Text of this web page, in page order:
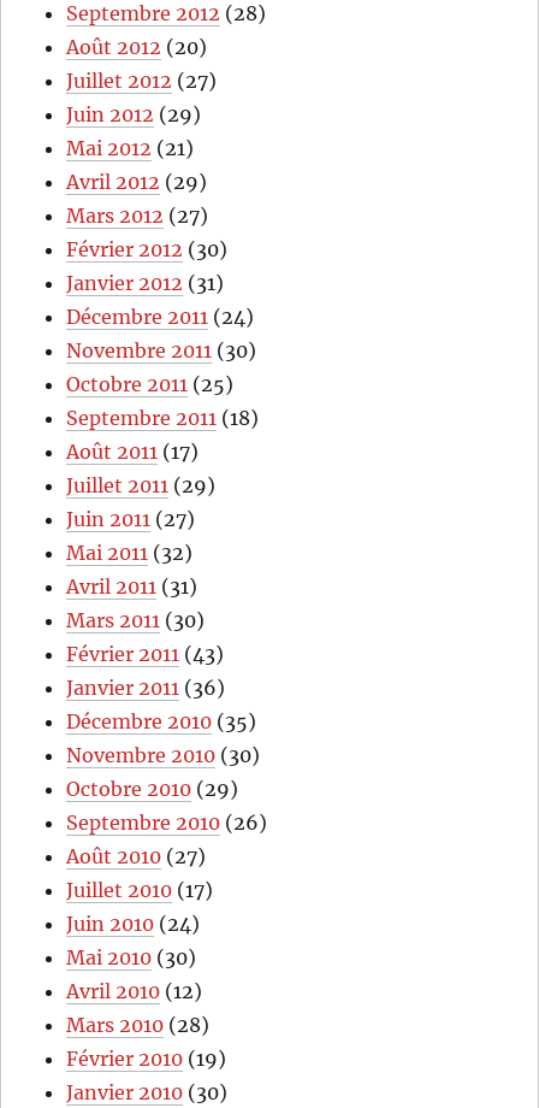
Septembre 2012 (28)
Août 2012 (20)
Juillet 2012 (27)
Juin 2012 (29)
Mai 2012 (21)
Avril 2012 (29)
Mars 2012 (27)
Février 2012 (30)
Janvier 2012 (31)
Décembre 2011 (24)
Novembre 2011 (30)
Octobre 2011 (25)
Septembre 2011 (18)
Août 2011 (17)
Juillet 2011 (29)
Juin 2011 (27)
Mai 2011 (32)
Avril 2011 (31)
Mars 2011 (30)
Février 2011 (43)
Janvier 2011 (36)
Décembre 2010 (35)
Novembre 2010 (30)
Octobre 2010 (29)
Septembre 2010 (26)
Août 2010 (27)
Juillet 2010 (17)
Juin 2010 (24)
Mai 2010 (30)
Avril 2010 (12)
Mars 2010 (28)
Février 2010 (19)
Janvier 2010 (30)